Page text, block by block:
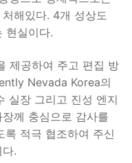
해있다. 4개 성상도
현실이다.
제공하여 주고 편집 방
Nevada Korea의
실장 그리고 진성 엔지
께 충심으로 감사를
록 적극 협조하여 주신
.